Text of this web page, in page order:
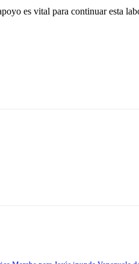
es vital para continuar esta